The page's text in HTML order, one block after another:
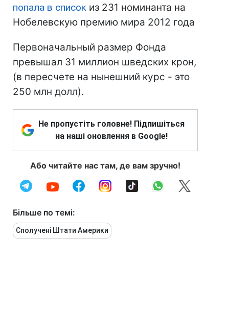
попала в список из 231 номинанта на
Нобелевскую премию мира 2012 года
Первоначальный размер Фонда
превышал 31 миллион шведских крон,
(в пересчете на нынешний курс - это
250 млн долл).
Не пропустіть головне! Підпишіться
на наші оновлення в Google!
Або читайте нас там, де вам зручно!
Більше по темі:
Сполучені Штати Америки